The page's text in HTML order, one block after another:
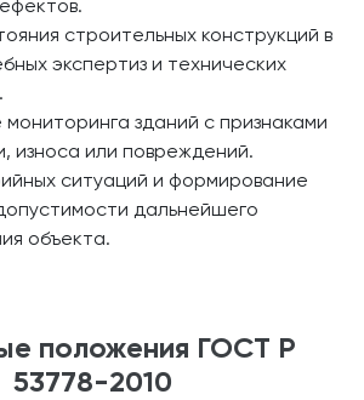
строительных конструкций в
экспертиз и технических
зданий с признаками
износа или повреждений.
ситуаций и формирование
дальнейшего
объекта.
положения ГОСТ Р
53778-2010